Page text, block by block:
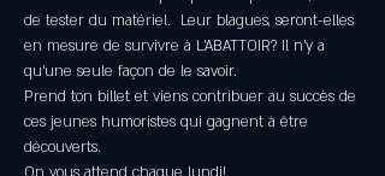
de tester du matériel.  Leur blagues, seront-elles
en mesure de survivre à L'ABATTOIR? Il n'y a
qu'une seule façon de le savoir.
Prend ton billet et viens contribuer au succès de
ces jeunes humoristes qui gagnent à être
découverts.